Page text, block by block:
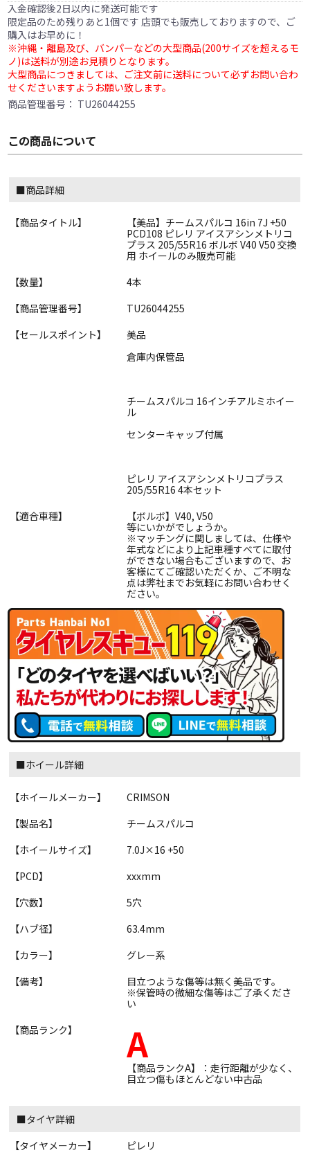
入金確認後2日以内に発送可能です
限定品のため残りあと1個です 店頭でも販売しておりますので、ご
購入はお早めに！
※沖縄・離島及び、バンパーなどの大型商品(200サイズを超えるモ
ノ)は送料が別途お見積りとなります。
大型商品につきましては、ご注文前に送料について必ずお問い合わ
せくださいますようお願い致します。
商品管理番号： TU26044255
この商品について
■商品詳細
【商品タイトル】
【美品】チームスパルコ 16in 7J +50
PCD108 ピレリ アイスアシンメトリコ
プラス 205/55R16 ボルボ V40 V50 交換
用 ホイールのみ販売可能
【数量】
4本
【商品管理番号】
TU26044255
【セールスポイント】
美品
倉庫内保管品
チームスパルコ 16インチアルミホイー
ル
センターキャップ付属
ピレリ アイスアシンメトリコプラス
205/55R16 4本セット
【適合車種】
【ボルボ】V40, V50
等にいかがでしょうか。
※マッチングに関しましては、仕様や
年式などにより上記車種すべてに取付
ができない場合もございますので、お
客様にてご確認いただくか、ご不明な
点は弊社までお気軽にお問い合わせく
ださい。
■ホイール詳細
【ホイールメーカー】
CRIMSON
【製品名】
チームスパルコ
【ホイールサイズ】
7.0J×16 +50
【PCD】
xxxmm
【穴数】
5穴
【ハブ径】
63.4mm
【カラー】
グレー系
【備考】
目立つような傷等は無く美品です。
※保管時の微細な傷等はご了承くださ
い
【商品ランク】
A
【商品ランクA】：走行距離が少なく、
目立つ傷もほとんどない中古品
■タイヤ詳細
【タイヤメーカー】
ピレリ